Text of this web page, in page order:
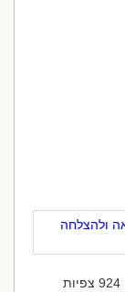
ולהצלחה
צפיות